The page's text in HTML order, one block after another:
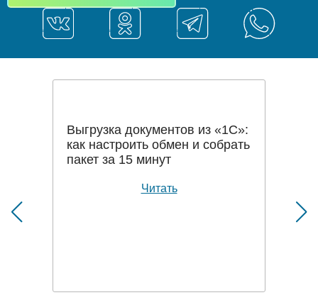
Выгрузка документов из «1С»:
как настроить обмен и собрать
пакет за 15 минут
Читать